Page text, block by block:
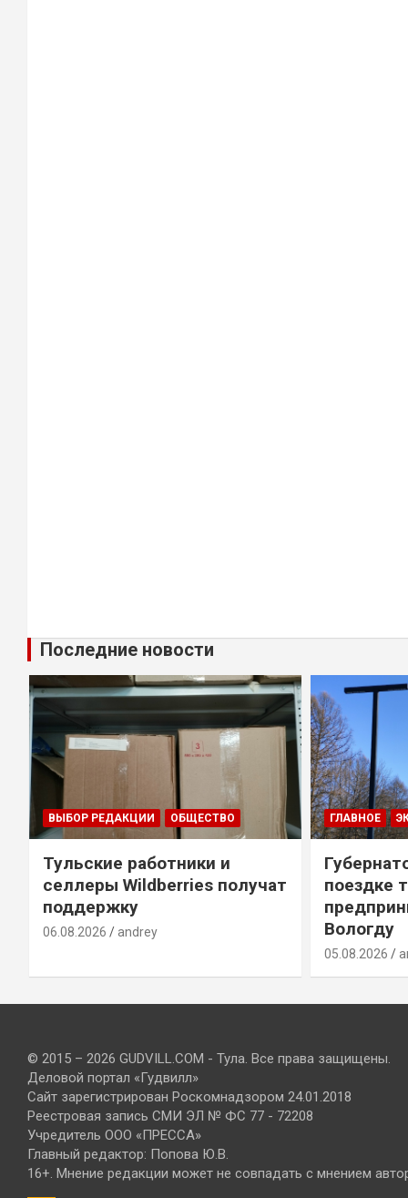
Последние новости
ВЫБОР РЕДАКЦИИ ОБЩЕСТВО
Тульские работники и
селлеры Wildberries получат
поддержку
06.08.2026 andrey
ГЛАВНОЕ
поездке
Вологду
05.08.2026
© 2015 – 2026 GUDVILL.COM - Тула. Все права защищены.
Деловой портал «Гудвилл»
Сайт зарегистрирован Роскомнадзором 24.01.2018
Реестровая запись СМИ ЭЛ № ФС 77 - 72208
Учредитель ООО «ПРЕССА»
Главный редактор: Попова Ю.В.
16+. Мнение редакции может не совпадать с мнением